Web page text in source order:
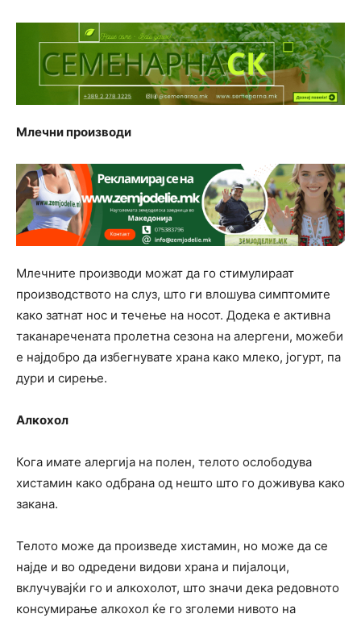
Млечни производи
Млечните производи можат да го стимулираат
производството на слуз, што ги влошува симптомите
како затнат нос и течење на носот. Додека е активна
таканаречената пролетна сезона на алергени, можеби
е најдобро да избегнувате храна како млеко, јогурт, па
дури и сирење.
Алкохол
Кога имате алергија на полен, телото ослободува
хистамин како одбрана од нешто што го доживува како
закана.
Телото може да произведе хистамин, но може да се
најде и во одредени видови храна и пијалоци,
вклучувајќи го и алкохолот, што значи дека редовното
консумирање алкохол ќе го зголеми нивото на